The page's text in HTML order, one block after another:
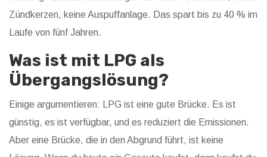
Zündkerzen, keine Auspuffanlage. Das spart bis zu 40 % im
Laufe von fünf Jahren.
Was ist mit LPG als
Übergangslösung?
Einige argumentieren: LPG ist eine gute Brücke. Es ist
günstig, es ist verfügbar, und es reduziert die Emissionen.
Aber eine Brücke, die in den Abgrund führt, ist keine